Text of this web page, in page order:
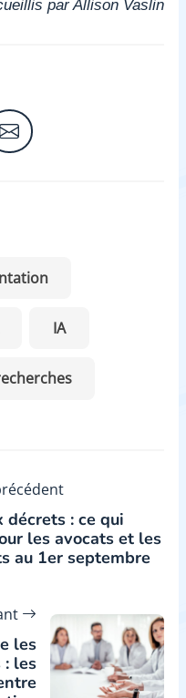
par Allison Vaslin
IA
décrets : ce qui
les avocats et les
au 1er septembre
les
les